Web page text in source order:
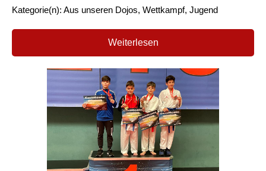
Kategorie(n): Aus unseren Dojos, Wettkampf, Jugend
Weiterlesen